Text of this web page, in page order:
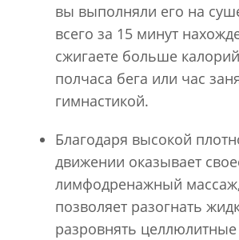
вы выполняли его на
всего за 15 минут
сжигаете больше
полчаса бега или час
гимнастикой.
Благодаря высокой
движении оказывает
лимфодренажный
позволяет разогнать
разровнять целлюлитные